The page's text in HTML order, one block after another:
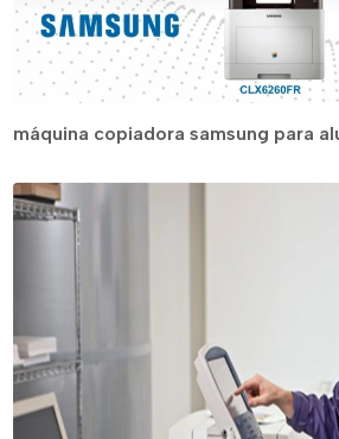
máquina copiadora samsung para